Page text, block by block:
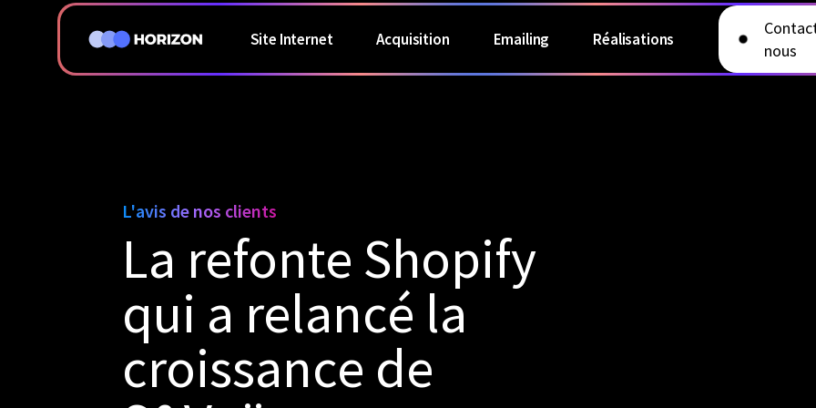
Site Internet Acquisition Emailing Réalisations
nous
L'avis de nos clients
La refonte Shopify
qui a relancé la
croissance de